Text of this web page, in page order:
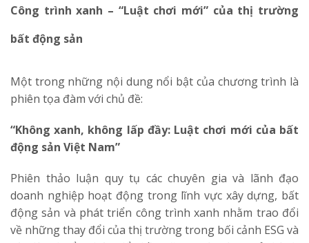
Công trình xanh – “Luật chơi mới” của thị trường
bất động sản
Một trong những nội dung nổi bật của chương trình là
phiên tọa đàm với chủ đề:
“Không xanh, không lấp đầy: Luật chơi mới của bất
động sản Việt Nam”
Phiên thảo luận quy tụ các chuyên gia và lãnh đạo
doanh nghiệp hoạt động trong lĩnh vực xây dựng, bất
động sản và phát triển công trình xanh nhằm trao đổi
về những thay đổi của thị trường trong bối cảnh ESG và